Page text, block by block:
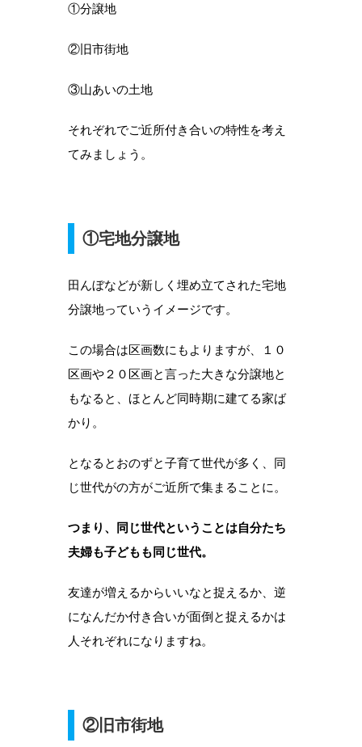
①分譲地
②旧市街地
③山あいの土地
それぞれでご近所付き合いの特性を考え
てみましょう。
①宅地分譲地
田んぼなどが新しく埋め立てされた宅地
分譲地っていうイメージです。
この場合は区画数にもよりますが、１０
区画や２０区画と言った大きな分譲地と
もなると、ほとんど同時期に建てる家ば
かり。
となるとおのずと子育て世代が多く、同
じ世代がの方がご近所で集まることに。
つまり、同じ世代ということは自分たち
夫婦も子どもも同じ世代。
友達が増えるからいいなと捉えるか、逆
になんだか付き合いが面倒と捉えるかは
人それぞれになりますね。
②旧市街地